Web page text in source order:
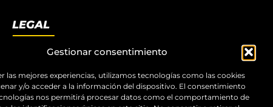
Gestionar consentimiento
las mejores experiencias, utilizamos tecnologías como las cookies
y/o acceder a la información del dispositivo. El consentimiento
nos permitirá procesar datos como el comportamiento de
LEGAL
Términos y condiciones
Política de privacidad
Política de cookies
Accesibilidad